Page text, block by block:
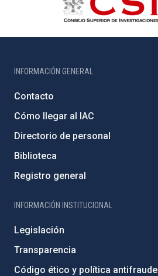
INFORMACIÓN GENERAL
Contacto
Cómo llegar al IAC
Directorio de personal
Biblioteca
Registro general
INFORMACIÓN INSTITUCIONAL
Legislación
Transparencia
Código ético y política antifraude